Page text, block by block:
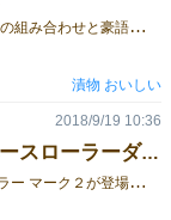
こ
んばんわ！ 漬物と白米が至高の組み合わせと豪語する上司に 「じゃあ、おかず全部もらいますね」と言って説教された漬物嫌いのしぱおです。 今日は、少し前の話になりますが シダーブックスのかじさんと対談した際のことをつらつらと～ 真面目な内容っす（手遅れ かじさんとは静岡駅前のボドゲカフェBINGOで知り合いました（仲人は店長♡） お互いに今年初出店のサークルってことですぐに意気投合！（片思いリスクには触れない） それからは絵の依頼をもらったりノウハウを交換したりといったやりとりを ツイッターでしておりました。 あるとき、うちのブラックキャットのテスト会にきてくださり そのままクリエイター談義へ。 まずはスタンスの違いが明確でしたね。 シダーさんは「たのしい」ことをメインにゲーム制作をしてる印象でした。 ロジックとか抜きで楽しさを追及する。本質派ですね！ 対しておいしい漬物は「厳密・正確」を重視した制作です。 具体的には「全力勝負の勝ち負けに面白さを求める」アプローチです。 当然、シダーさんが作るゲームは楽しいです。 なぜなら楽しくなるように作ってるからです。 ユーザーの動作や視線を感覚的に楽しませることに長けております。 ピクテルとかボブジテンみたいな勝敗よりも過程に本質を持つものを好んでるイメージです。 われわれは、というと 運要素もあれどユーザーの知力・実力に勝敗を依存させて 曖昧な判定もユーザー基準の判定も存在しない。 結果を全力でも求めるがゆえに面白くなるようにしています。 麻雀やポーカーといったオールドスタイルですね。 こんな二人なので意見を出し合うと結構ぶつかりますｗ 「もっと盛り上がる仕組みを入れたほうがいい」 「余計なインタラクションは不要」など でもね、これってとっても大事なんですよね。 特にしぱおにとってはメリットが大きいんです。 なぜなら、勝敗に重きを置くゲームを作っていると 勝負のつけ方だけ決まって「面白くないゲーム」になりかねないからです。 究極をいえば「ただのじゃんけん」です。 じゃんけんでも何かをかけたり、罰ゲームをつけたりすれば盛り上がるし楽しいです。 要はその+1がおいしい漬物にとって時間をかけて悩むべきところなんですよね。 それを教えてくれるのがテストをしてくださる皆さんや一緒に卓を囲んでくれる人や シダーのかじさんなんです。 総括すると 僕らはバランスを意識した厳密な勝敗を決めるシステムを考えられますが 面白くすることには、とっても労力をかけて悩んでます。 ですので一緒に遊んでくれたり意見を言ってくれたりする友人がたくさんほしいです。 かしこいしぱおが友達になってやるって言ってるんです。 まずはツイッターからお付き合いを始めましょう。 ↓↓ @kirin3335228
漬物 おいしい
今度は光らない！スペースローラーダイス マーク２ 登場！
光
らないタイプのスペースローラー マーク２が登場しました。 今までのスペースローラー（旧スペースローラー）は蓄光素材を使用していたため、 明るい場所と暗い場所ではこんな感じでした。 ◆明るい場所（旧スペースローラー） ◆暗い場所（旧スペースローラー） 蓄光は「光ったら綺麗」ですが、 「そもそも、サイコロは暗い場所では使わないから蓄光の意味が無い！」 と言う事で、新バージョンのマーク２は蓄光素材を使わず、こんな感じになりました。 ↓ ↓ ↓ ↓ ↓ ◆ブルー&ブラック(マーク２) スペースローラーダイス MK2【ブルー/ブラック】6個入り１セット SpaceRollerDice MK２ ◆ブルー&ホワイト(マーク２) スペースローラーダイス MK2【ブルー/ホワイト】6個入り１セット SpaceRollerDice MK２ ◆ブルー&マーブル(マーク２) スペースローラーダイス MK2【ブルー/マーブル】6個入り１セット SpaceRollerDice MK２ 今はまだ、ブルー線だけですが近いうちにグリーン線やイエロー線も登場します。 グリーン線はこんな感じらしいです。 ※色はホワイト・ピンク・ブラック・パープル・ネイビー予定。 ドラタコ
2018/9/19 10:36